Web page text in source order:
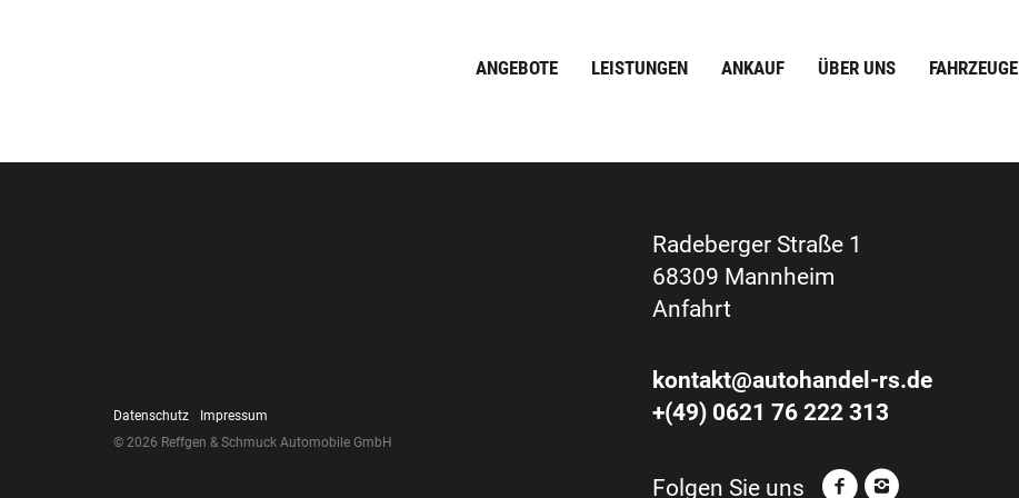
ANGEBOTE LEISTUNGEN ANKAUF ÜBER UNS FAHRZEUGE
Datenschutz
Impressum
© 2026 Reffgen & Schmuck Automobile GmbH
Radeberger Straße 1
68309 Mannheim
Anfahrt
kontakt@autohandel-rs.de
+(49) 0621 76 222 313
Folgen Sie uns